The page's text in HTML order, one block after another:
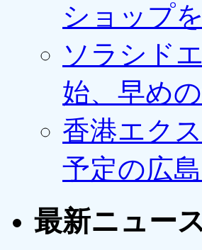
ショップ
ソラシド
始、早め
香港エク
予定の広
最新ニュー